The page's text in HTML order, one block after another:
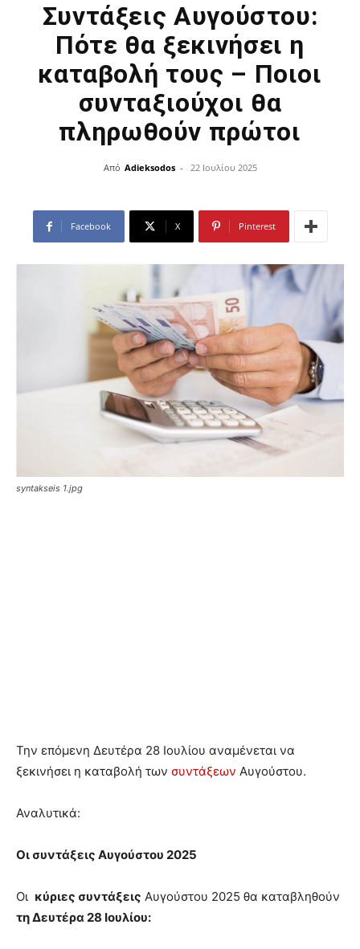
Συντάξεις Αυγούστου:
Πότε θα ξεκινήσει η
καταβολή τους – Ποιοι
συνταξιούχοι θα
πληρωθούν πρώτοι
Από Adieksodos - 22 Ιουλίου 2025
Facebook X Pinterest
syntakseis 1.jpg
Την επόμενη Δευτέρα 28 Ιουλίου αναμένεται να
ξεκινήσει η καταβολή των συντάξεων Αυγούστου.
Αναλυτικά:
Οι συντάξεις Αυγούστου 2025
Οι κύριες συντάξεις Αυγούστου 2025 θα καταβληθούν
τη Δευτέρα 28 Ιουλίου: